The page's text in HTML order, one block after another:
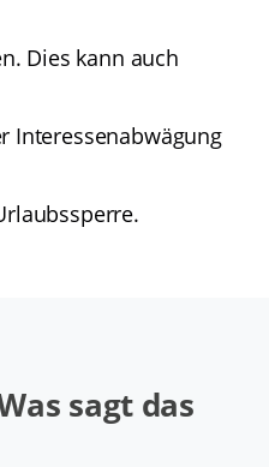
Dies kann auch
Interessenabwägung
sagt das